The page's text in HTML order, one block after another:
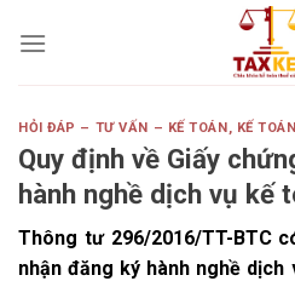
HỎI ĐÁP – TƯ VẤN – KẾ TOÁN, KẾ
Quy định về Giấy
hành nghề dịch vụ kế
Thông tư 296/2016/TT-BTC
nhận đăng ký hành nghề